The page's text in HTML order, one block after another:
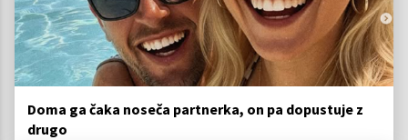
Doma ga čaka noseča partnerka, on pa dopustuje z
drugo